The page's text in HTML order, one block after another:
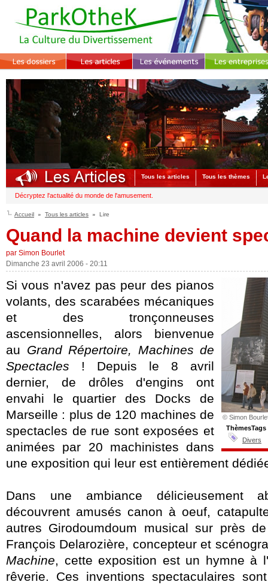
Tous les articles Tous les thèmes
Décryptez l'actualité du monde de l'amusement.
Accueil Tous les articles Lire
Quand la machine devient
par Simon Bourlet
Dimanche 23 avril 2006 - 20:11
© Simon
ThèmesTags
Divers
Si vous n'avez pas peur des pianos
volants, des scarabées mécaniques
et des tronçonneuses
ascensionnelles, alors bienvenue
au Grand Répertoire, Machines de
Spectacles ! Depuis le 8 avril
dernier, de drôles d'engins ont
envahi le quartier des Docks de
Marseille : plus de 120 machines de
spectacles de rue sont exposées et
animées par 20 machinistes dans
une exposition qui leur est entièrement
Dans une ambiance délicieusement
découvrent amusés canon à oeuf,
autres Girodoumdoum musical sur près
François Delarozière, concepteur et
Machine, cette exposition est un hymne à
rêverie. Ces inventions spectaculaires